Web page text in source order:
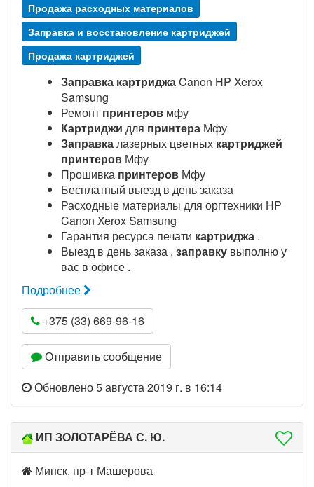
Продажа расходных материалов
Заправка и восстановление картриджей
Продажа картриджей
Заправка картриджаCanon HP Xerox
Samsung
Ремонт принтеров мфу
Картриджи для принтера Мфу
Заправкалазерных цветных картриджей
принтеров Мфу
Прошивка принтеров Мфу
Бесплатный выезд в день заказа
Расходные материалы для оргтехники HP
Canon Xerox Samsung
Гарантия ресурса печати картриджа .
Выезд в день заказа , заправку выполню у
вас в офисе .
Подробнее
+375 (33) 669-96-16
Отправить сообщение
Обновлено 5 августа 2019 г. в 16:14
ИП ЗОЛОТАРЁВА С. Ю.
Минск, пр-т Машерова